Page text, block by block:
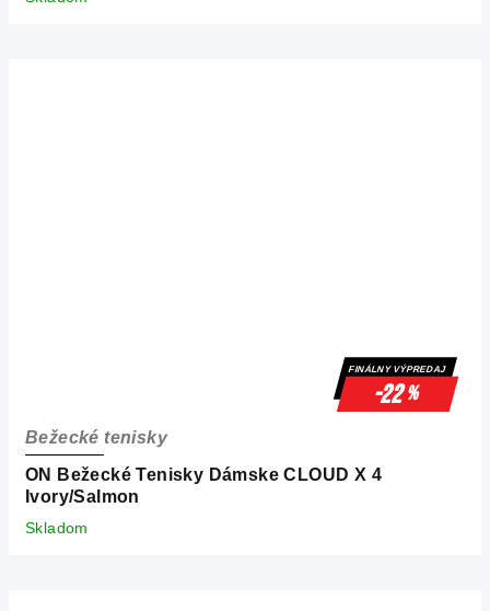
FINÁLNY VÝPREDAJ
-22%
ON Bežecké Tenisky Dámske CLOUD X 4
Ivory/Salmon
Bežecké tenisky
Skladom